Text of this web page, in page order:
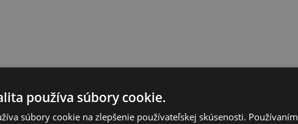
používa súbory cookie.
súbory cookie na zlepšenie používateľskej skúsenosti. Používaním